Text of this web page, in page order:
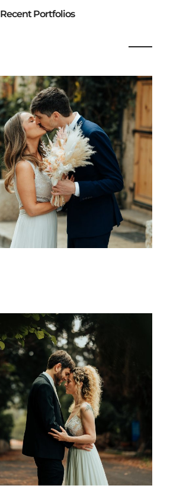
Recent Portfolios